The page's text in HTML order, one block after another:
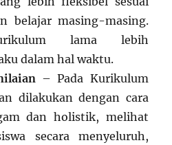
belajar masing-masing.
lama lebih
dalam hal waktu.
– Pada Kurikulum
dilakukan dengan cara
dan holistik, melihat
secara menyeluruh,